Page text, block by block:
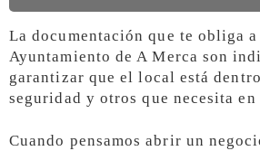
La documentación que te obliga
Ayuntamiento de A Merca son
garantizar que el local está
seguridad y otros que necesita en
Cuando pensamos abrir un